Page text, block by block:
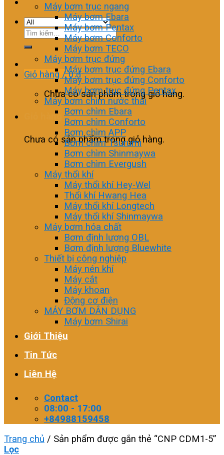
Tìm
Giỏ hàng /0₫
Chưa có sản phẩm trong giỏ hàng.
Giỏ hàng
Chưa có sản phẩm trong giỏ hàng.
Máy bơm trục ngang
Máy bơm Ebara
Máy bơm Pentax
Máy bơm Conforto
Máy bơm TECO
Máy bơm trục đứng
Máy bơm trục đứng Ebara
Máy bơm trục đứng Conforto
Máy bơm trục đứng Pentax
Máy bơm chìm nước thải
Bơm chìm Ebara
Bơm chìm Conforto
Bơm chìm APP
Bơm chìm Tsurumi
Bơm chìm Shinmaywa
Bơm chìm Evergush
Máy thổi khí
Máy thổi khí Hey-Wel
Thổi khí Hwang Hea
Máy thổi khí Longtech
Máy thổi khí Shinmaywa
Máy bơm hóa chất
Bơm định lượng OBL
Bơm định lượng Bluewhite
Thiết bị công nghiệp
Máy nén khí
Máy cắt
Máy khoan
Động cơ điện
MÁY BƠM DÂN DỤNG
Máy bơm Shirai
Giới Thiệu
Tin Tức
Liên Hệ
Contact
08:00 - 17:00
+84988159458
Trang chủ / Sản phẩm được gắn thẻ “CNP CDM1-5”
Lọc